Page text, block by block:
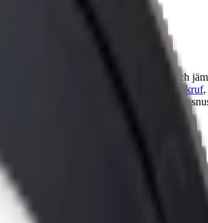
att det rinner mindre och ger en längre och
Ettan, General,
, Kronan,Skruf,
snus, och från normalstarkt till extra starkt